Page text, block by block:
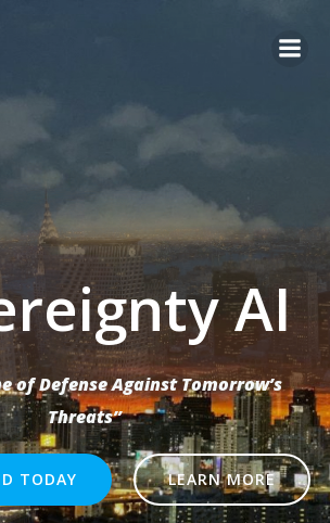
AI
of Defense Against Tomorrow’s
Threats”
TODAY LEARN MORE